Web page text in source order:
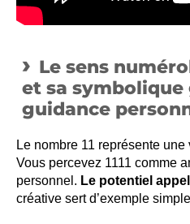
Le sens
et sa symbolique
guidance
Le nombre 11 représente
Vous percevez 1111 comme
personnel. Le potentiel
créative sert d’exemple